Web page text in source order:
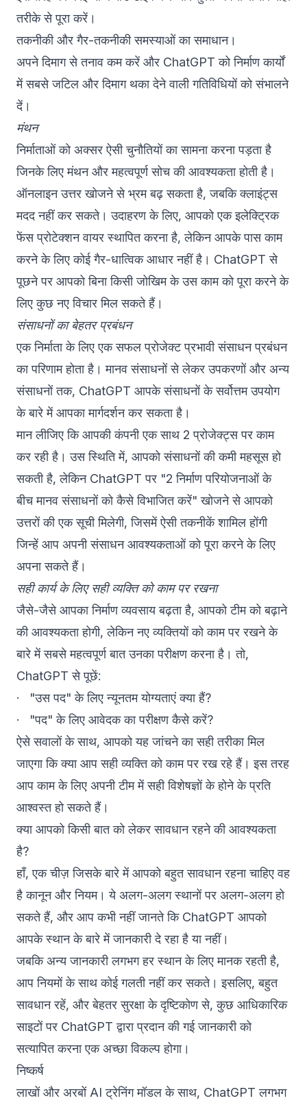
तरीके से पूरा करें।
तकनीकी और गैर-तकनीकी समस्याओं का समाधान।
अपने दिमाग से तनाव कम करें और ChatGPT को निर्माण कार्यों
में सबसे जटिल और दिमाग थका देने वाली गतिविधियों को संभालने
दें।
मंथन
निर्माताओं को अक्सर ऐसी चुनौतियों का सामना करना पड़ता है
जिनके लिए मंथन और महत्वपूर्ण सोच की आवश्यकता होती है।
ऑनलाइन उत्तर खोजने से भ्रम बढ़ सकता है, जबकि क्लाइंट्स
मदद नहीं कर सकते। उदाहरण के लिए, आपको एक इलेक्ट्रिक
फेंस प्रोटेक्शन वायर स्थापित करना है, लेकिन आपके पास काम
करने के लिए कोई गैर-धात्विक आधार नहीं है। ChatGPT से
पूछने पर आपको बिना किसी जोखिम के उस काम को पूरा करने के
लिए कुछ नए विचार मिल सकते हैं।
संसाधनों का बेहतर प्रबंधन
एक निर्माता के लिए एक सफल प्रोजेक्ट प्रभावी संसाधन प्रबंधन
का परिणाम होता है। मानव संसाधनों से लेकर उपकरणों और अन्य
संसाधनों तक, ChatGPT आपके संसाधनों के सर्वोत्तम उपयोग
के बारे में आपका मार्गदर्शन कर सकता है।
मान लीजिए कि आपकी कंपनी एक साथ 2 प्रोजेक्ट्स पर काम
कर रही है। उस स्थिति में, आपको संसाधनों की कमी महसूस हो
सकती है, लेकिन ChatGPT पर "2 निर्माण परियोजनाओं के
बीच मानव संसाधनों को कैसे विभाजित करें" खोजने से आपको
उत्तरों की एक सूची मिलेगी, जिसमें ऐसी तकनीकें शामिल होंगी
जिन्हें आप अपनी संसाधन आवश्यकताओं को पूरा करने के लिए
अपना सकते हैं।
सही कार्य के लिए सही व्यक्ति को काम पर रखना
जैसे-जैसे आपका निर्माण व्यवसाय बढ़ता है, आपको टीम को बढ़ाने
की आवश्यकता होगी, लेकिन नए व्यक्तियों को काम पर रखने के
बारे में सबसे महत्वपूर्ण बात उनका परीक्षण करना है। तो,
ChatGPT से पूछें:
· "उस पद" के लिए न्यूनतम योग्यताएं क्या हैं?
· "पद" के लिए आवेदक का परीक्षण कैसे करें?
ऐसे सवालों के साथ, आपको यह जांचने का सही तरीका मिल
जाएगा कि क्या आप सही व्यक्ति को काम पर रख रहे हैं। इस तरह
आप काम के लिए अपनी टीम में सही विशेषज्ञों के होने के प्रति
आश्वस्त हो सकते हैं।
क्या आपको किसी बात को लेकर सावधान रहने की आवश्यकता
है?
हाँ, एक चीज़ जिसके बारे में आपको बहुत सावधान रहना चाहिए वह
है कानून और नियम। ये अलग-अलग स्थानों पर अलग-अलग हो
सकते हैं, और आप कभी नहीं जानते कि ChatGPT आपको
आपके स्थान के बारे में जानकारी दे रहा है या नहीं।
जबकि अन्य जानकारी लगभग हर स्थान के लिए मानक रहती है,
आप नियमों के साथ कोई गलती नहीं कर सकते। इसलिए, बहुत
सावधान रहें, और बेहतर सुरक्षा के दृष्टिकोण से, कुछ आधिकारिक
साइटों पर ChatGPT द्वारा प्रदान की गई जानकारी को
सत्यापित करना एक अच्छा विकल्प होगा।
निष्कर्ष
लाखों और अरबों AI ट्रेनिंग मॉडल के साथ, ChatGPT लगभग